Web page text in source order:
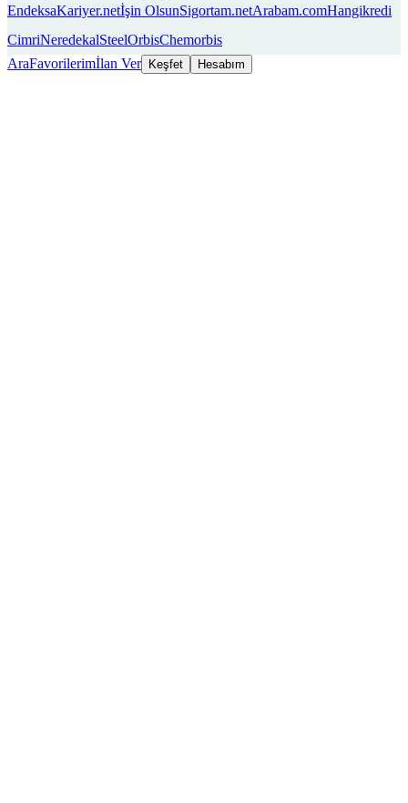
EndeksaKariyer.netİşin OlsunSigortam.netArabam.comHangikredi
CimriNeredekalSteelOrbisChemorbis
AraFavorilerimİlan Ver Keşfet Hesabım